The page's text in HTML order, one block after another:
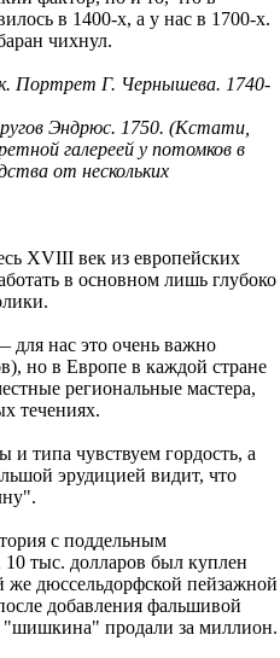
в 1400-х, а у нас в 1700-х.
чихнул.
Портрет Г. Чернышева. 1740-
Эндрюс. 1750. (Кстати,
галереей у потомков в
от нескольких
XVIII век из европейских
в основном лишь глубоко
нас это очень важно
но в Европе в каждой стране
региональные мастера,
течениях.
типа чувствуем гордость, а
эрудицией видит, что
с поддельным
тыс. долларов был куплен
же дюссельдорфской пейзажной
добавления фальшивой
"шишкина" продали за миллион.